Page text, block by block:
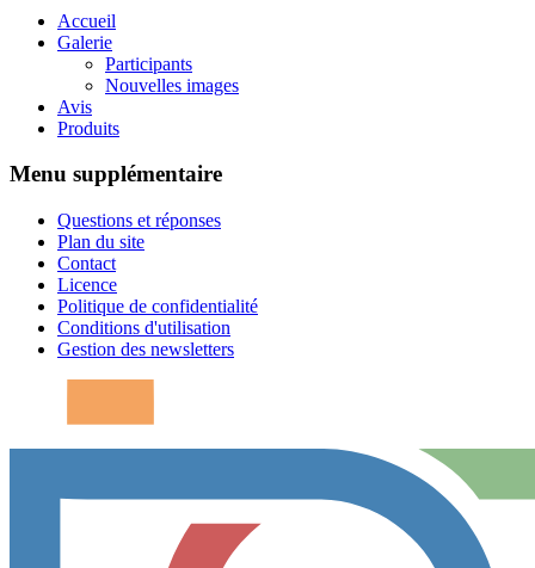
Accueil
Galerie
Participants
Nouvelles images
Avis
Produits
Menu supplémentaire
Questions et réponses
Plan du site
Contact
Licence
Politique de confidentialité
Conditions d'utilisation
Gestion des newsletters